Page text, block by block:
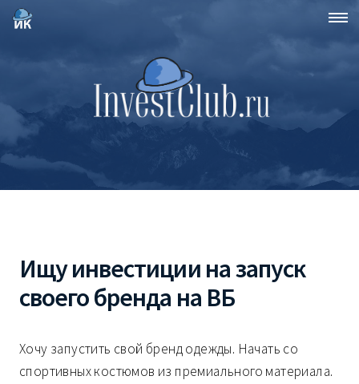
Ищу инвестиции на запуск
своего бренда на ВБ
Хочу запустить свой бренд одежды. Начать со
спортивных костюмов из премиального материала.